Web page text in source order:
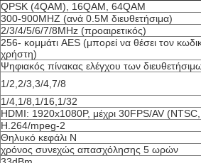
QPSK (4QAM), 16QAM, 64QAM
300-900MHZ (ανά 0.5M διευθετήσιμα)
2/3/4/5/6/7/8MHz (προαιρετικός)
256- κομμάτι AES (μπορεί να θέσει τον
χρήστη)
Ψηφιακός πίνακας ελέγχου των
1/2,2/3,3/4,7/8
1/4,1/8,1/16,1/32
HDMI: 1920x1080P, μέχρι 30FPS/AV
H.264/mpeg-2
Θηλυκό κεφάλι Ν
χρόνος συνεχώς απασχόλησης 5 ωρών